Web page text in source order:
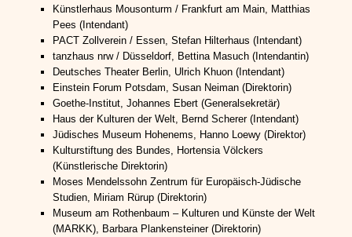
Künstlerhaus Mousonturm / Frankfurt am Main, Matthias
Pees (Intendant)
PACT Zollverein / Essen, Stefan Hilterhaus (Intendant)
tanzhaus nrw / Düsseldorf, Bettina Masuch (Intendantin)
Deutsches Theater Berlin, Ulrich Khuon (Intendant)
Einstein Forum Potsdam, Susan Neiman (Direktorin)
Goethe-Institut, Johannes Ebert (Generalsekretär)
Haus der Kulturen der Welt, Bernd Scherer (Intendant)
Jüdisches Museum Hohenems, Hanno Loewy (Direktor)
Kulturstiftung des Bundes, Hortensia Völckers
(Künstlerische Direktorin)
Moses Mendelssohn Zentrum für Europäisch-Jüdische
Studien, Miriam Rürup (Direktorin)
Museum am Rothenbaum – Kulturen und Künste der Welt
(MARKK), Barbara Plankensteiner (Direktorin)